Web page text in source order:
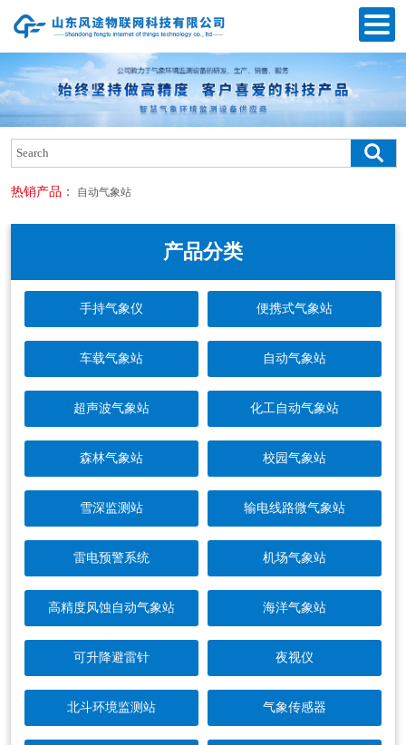
热销产品： 自动气象站
产品分类
手持气象仪 便携式气象站
车载气象站 自动气象站
超声波气象站 化工自动气象站
森林气象站 校园气象站
雪深监测站 输电线路微气象站
雷电预警系统 机场气象站
高精度风蚀自动气象站 海洋气象站
可升降避雷针 夜视仪
北斗环境监测站 气象传感器